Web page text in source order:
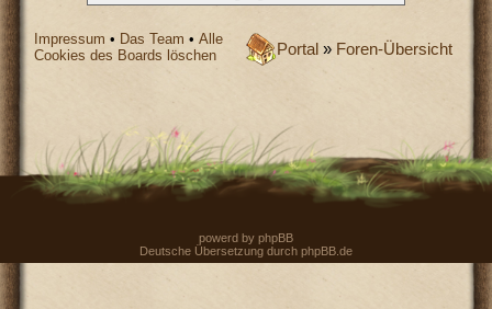
Portal » Foren-Übersicht
Impressum • Das Team •Alle
Cookies des Boards löschen
powerd by phpBB
Deutsche Übersetzung durch phpBB.de